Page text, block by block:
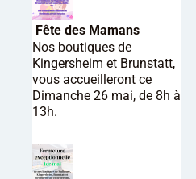
Fête des Mamans
Nos boutiques de
Kingersheim et Brunstatt,
vous accueilleront ce
Dimanche 26 mai, de 8h à
13h.